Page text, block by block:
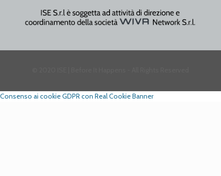
Consenso ai cookie GDPR con Real Cookie Banner